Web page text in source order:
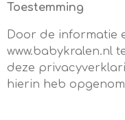
Toestemming
Door de informatie
www.babykralen.nl
deze
hierin heb